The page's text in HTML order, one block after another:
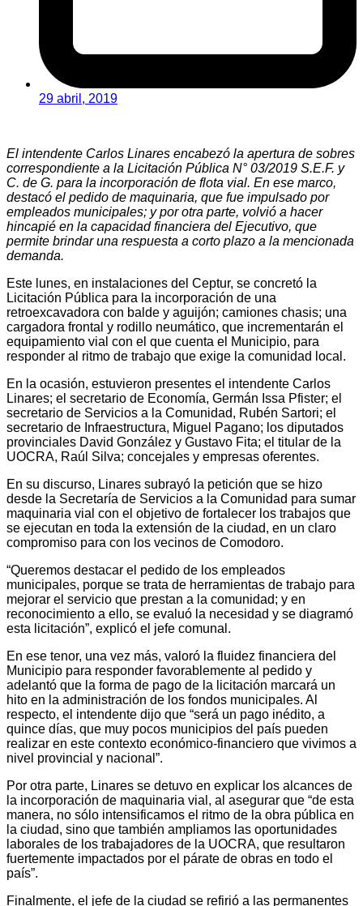
29 abril, 2019
El intendente Carlos Linares encabezó la apertura de sobres
correspondiente a la Licitación Pública N° 03/2019 S.E.F. y
C. de G. para la incorporación de flota vial. En ese marco,
destacó el pedido de maquinaria, que fue impulsado por
empleados municipales; y por otra parte, volvió a hacer
hincapié en la capacidad financiera del Ejecutivo, que
permite brindar una respuesta a corto plazo a la mencionada
demanda.
Este lunes, en instalaciones del Ceptur, se concretó la
Licitación Pública para la incorporación de una
retroexcavadora con balde y aguijón; camiones chasis; una
cargadora frontal y rodillo neumático, que incrementarán el
equipamiento vial con el que cuenta el Municipio, para
responder al ritmo de trabajo que exige la comunidad local.
En la ocasión, estuvieron presentes el intendente Carlos
Linares; el secretario de Economía, Germán Issa Pfister; el
secretario de Servicios a la Comunidad, Rubén Sartori; el
secretario de Infraestructura, Miguel Pagano; los diputados
provinciales David González y Gustavo Fita; el titular de la
UOCRA, Raúl Silva; concejales y empresas oferentes.
En su discurso, Linares subrayó la petición que se hizo
desde la Secretaría de Servicios a la Comunidad para sumar
maquinaria vial con el objetivo de fortalecer los trabajos que
se ejecutan en toda la extensión de la ciudad, en un claro
compromiso para con los vecinos de Comodoro.
“Queremos destacar el pedido de los empleados
municipales, porque se trata de herramientas de trabajo para
mejorar el servicio que prestan a la comunidad; y en
reconocimiento a ello, se evaluó la necesidad y se diagramó
esta licitación”, explicó el jefe comunal.
En ese tenor, una vez más, valoró la fluidez financiera del
Municipio para responder favorablemente al pedido y
adelantó que la forma de pago de la licitación marcará un
hito en la administración de los fondos municipales. Al
respecto, el intendente dijo que “será un pago inédito, a
quince días, que muy pocos municipios del país pueden
realizar en este contexto económico-financiero que vivimos a
nivel provincial y nacional”.
Por otra parte, Linares se detuvo en explicar los alcances de
la incorporación de maquinaria vial, al asegurar que “de esta
manera, no sólo intensificamos el ritmo de la obra pública en
la ciudad, sino que también ampliamos las oportunidades
laborales de los trabajadores de la UOCRA, que resultaron
fuertemente impactados por el párate de obras en todo el
país”.
Finalmente, el jefe de la ciudad se refirió a las permanentes